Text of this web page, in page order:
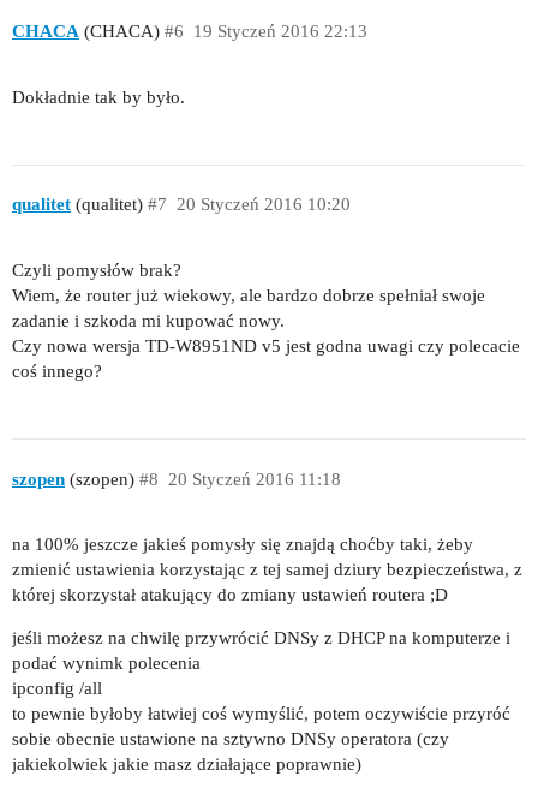
CHACA (CHACA) 19 Styczeń 2016 22:13
#6
Dokładnie tak by było.
qualitet (qualitet) 20 Styczeń 2016 10:20
#7
Czyli pomysłów brak?
Wiem, że router już wiekowy, ale bardzo dobrze spełniał swoje
zadanie i szkoda mi kupować nowy.
Czy nowa wersja TD-W8951ND v5 jest godna uwagi czy polecacie
coś innego?
szopen (szopen) 20 Styczeń 2016 11:18
#8
na 100% jeszcze jakieś pomysły się znajdą choćby taki, żeby
zmienić ustawienia korzystając z tej samej dziury bezpieczeństwa, z
której skorzystał atakujący do zmiany ustawień routera ;D
jeśli możesz na chwilę przywrócić DNSy z DHCP na komputerze i
podać wynimk polecenia
ipconfig /all
to pewnie byłoby łatwiej coś wymyślić, potem oczywiście przyróć
sobie obecnie ustawione na sztywno DNSy operatora (czy
jakiekolwiek jakie masz działające poprawnie)